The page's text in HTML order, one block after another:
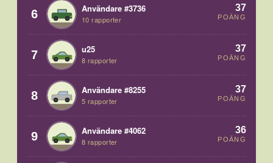
6 Användare #3736
10 rapporter
37
POÄNG
7 u25
8 rapporter
37
POÄNG
8 Användare #8255
5 rapporter
37
POÄNG
9 Användare #4062
8 rapporter
36
POÄNG